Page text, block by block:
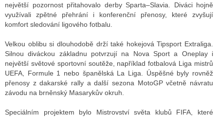
největší pozornost přitahovalo derby Sparta–Slavia. Diváci hojně
využívali zpětné přehrání i konferenční přenosy, které zvyšují
komfort sledování ligového fotbalu.
Velkou oblibu si dlouhodobě drží také hokejová Tipsport Extraliga.
Silnou diváckou základnu potvrzují na Nova Sport a Oneplay i
největší světové sportovní soutěže, například fotbalová Liga mistrů
UEFA, Formule 1 nebo španělská La Liga. Úspěšné byly rovněž
přenosy z dakarské rally a další sezona MotoGP včetně návratu
závodu na brněnský Masarykův okruh.
Speciálním projektem bylo Mistrovství světa klubů FIFA, které